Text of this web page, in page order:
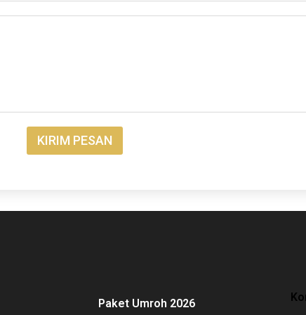
KIRIM PESAN
Paket Umroh 2026